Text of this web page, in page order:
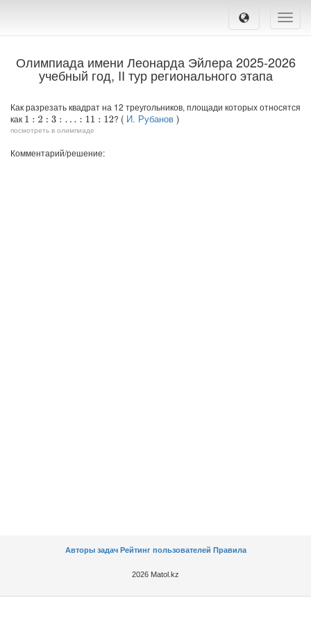
Toggle
Олимпиада имени Леонарда Эйлера 2025-2026
учебный год, II тур регионального этапа
Как разрезать квадрат на 12 треугольников, площади которых относятся
как 1 2 3 …:11 : 12 ? ( И. Рубанов )
посмотреть в олимпиаде
Комментарий/решение:
Авторы задач Рейтинг пользователей Правила
2026 Matol.kz